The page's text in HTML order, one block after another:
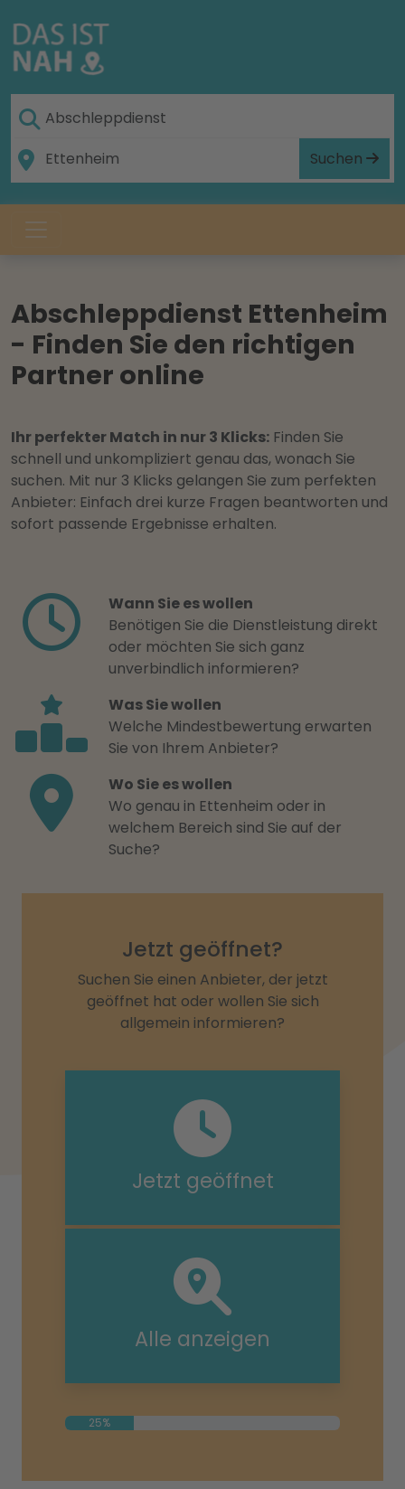
Suchen
Abschleppdienst Ettenheim
- Finden Sie den richtigen
Partner online
Ihr perfekter Match in nur 3 Klicks: Finden Sie
schnell und unkompliziert genau das, wonach Sie
suchen. Mit nur 3 Klicks gelangen Sie zum perfekten
Anbieter: Einfach drei kurze Fragen beantworten und
sofort passende Ergebnisse erhalten.
Wann Sie es wollen
Benötigen Sie die Dienstleistung direkt
oder möchten Sie sich ganz
unverbindlich informieren?
Was Sie wollen
Welche Mindestbewertung erwarten
Sie von Ihrem Anbieter?
Wo Sie es wollen
Wo genau in Ettenheim oder in
welchem Bereich sind Sie auf der
Suche?
Jetzt geöffnet?
Suchen Sie einen Anbieter, der jetzt
geöffnet hat oder wollen Sie sich
allgemein informieren?
Jetzt geöffnet
Alle anzeigen
25%